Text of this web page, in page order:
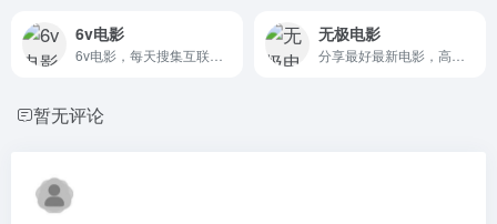
6v电影 无极电影
暂无评论